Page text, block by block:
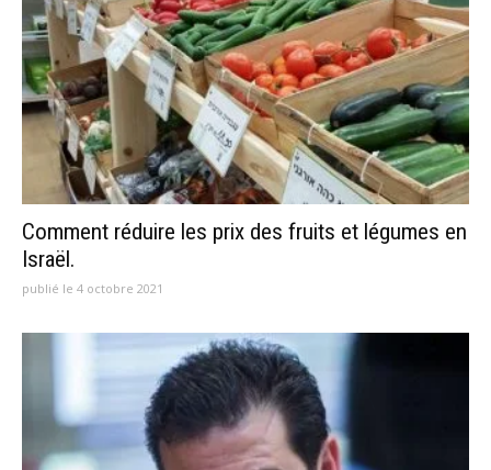
Comment réduire les prix des fruits et légumes en
Israël.
publié le 4 octobre 2021